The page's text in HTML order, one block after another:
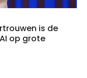
is de
op grote